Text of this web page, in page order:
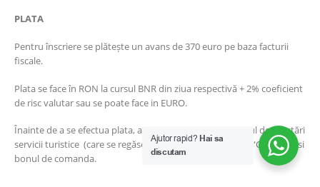
PLATA
Pentru înscriere se plătește un avans de 370 euro pe baza facturii
fiscale.
Plata se face în RON la cursul BNR din ziua respectivă + 2% coeficient
de risc valutar sau se poate face in EURO.
Înainte de a se efectua plata, agenția va trimite contractul de prestări
servicii turistice (care se regăsește și pe site în secțiunea “Contact”) si
bonul de comanda.
Ajutor rapid? Hai sa
discutam